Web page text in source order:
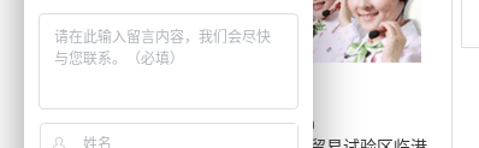
邮 箱：8311566@qq.com